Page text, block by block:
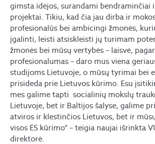
gimsta idėjos, surandami bendraminčiai
projektai. Tikiu, kad čia jau dirba ir
profesionalūs bei ambicingi žmonės,
įgalinti, leisti atsiskleisti jų turimam
žmonės bei mūsų vertybės – laisvė,
profesionalumas – daro mus viena
studijoms Lietuvoje, o mūsų tyrimai bei
prisideda prie Lietuvos kūrimo. Esu
mes galime tapti socialinių mokslų
Lietuvoje, bet ir Baltijos šalyse, galime
atviros ir klestinčios Lietuvos, bet ir
visos ES kūrimo“ – teigia naujai išrinkta
direktorė.